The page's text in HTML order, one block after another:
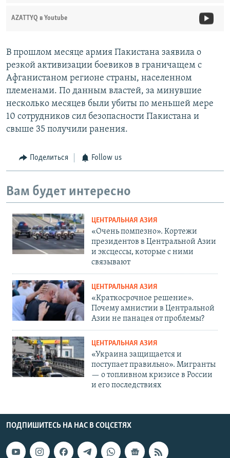
AZATTYQ в Youtube
В прошлом месяце армия Пакистана заявила о
резкой активизации боевиков в граничащем с
Афганистаном регионе страны, населенном
племенами. По данным властей, за минувшие
несколько месяцев были убиты по меньшей мере
10 сотрудников сил безопасности Пакистана и
свыше 35 получили ранения.
Поделиться Follow us
Вам будет интересно
ЦЕНТРАЛЬНАЯ АЗИЯ
«Очень помпезно». Кортежи
президентов в Центральной Азии
и эксцессы, которые с ними
связывают
ЦЕНТРАЛЬНАЯ АЗИЯ
«Краткосрочное решение».
Почему амнистии в Центральной
Азии не панацея от проблемы?
ЦЕНТРАЛЬНАЯ АЗИЯ
«Украина защищается и
поступает правильно». Мигранты
— о топливном кризисе в России
и его последствиях
ПОДПИШИТЕСЬ НА НАС В СОЦСЕТЯХ